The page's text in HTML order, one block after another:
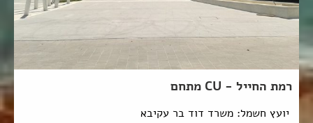
רמת החייל - CU מתחם
יועץ חשמל: משרד דוד בר עקיבא